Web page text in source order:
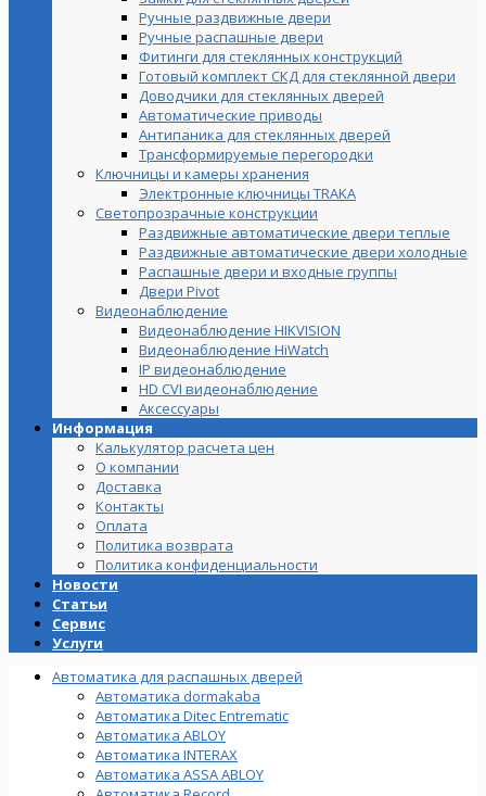
Ручные раздвижные двери
Ручные распашные двери
Фитинги для стеклянных конструкций
Готовый комплект СКД для стеклянной двери
Доводчики для стеклянных дверей
Автоматические приводы
Антипаника для стеклянных дверей
Трансформируемые перегородки
Ключницы и камеры хранения
Электронные ключницы TRAKA
Светопрозрачные конструкции
Раздвижные автоматические двери теплые
Раздвижные автоматические двери холодные
Распашные двери и входные группы
Двери Pivot
Видеонаблюдение
Видеонаблюдение HIKVISION
Видеонаблюдение HiWatch
IP видеонаблюдение
HD CVI видеонаблюдение
Аксессуары
Информация
Калькулятор расчета цен
О компании
Доставка
Контакты
Оплата
Политика возврата
Политика конфиденциальности
Новости
Статьи
Сервис
Услуги
Автоматика для распашных дверей
Автоматика dormakaba
Автоматика Ditec Entrematic
Автоматика ABLOY
Автоматика INTERAX
Автоматика ASSA ABLOY